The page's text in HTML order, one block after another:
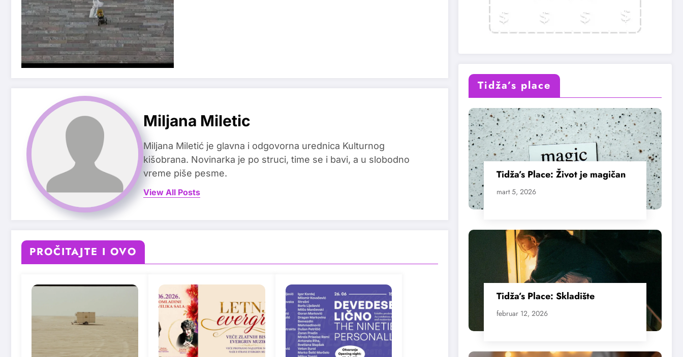
Miljana Miletic
Miljana Miletić je glavna i odgovorna urednica Kulturnog
kišobrana. Novinarka je po struci, time se i bavi, a u slobodno
vreme piše pesme.
View All Posts
PROČITAJTE I OVO
Tidža’s place
Tidža’s Place: Život je magičan
mart 5, 2026
Tidža’s Place: Skladište
februar 12, 2026